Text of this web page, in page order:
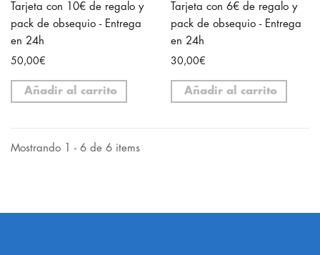
Tarjeta con 10€ de regalo y
pack de obsequio - Entrega
en 24h
50,00€
Añadir al carrito
Tarjeta con 6€ de regalo y
pack de obsequio - Entrega
en 24h
30,00€
Añadir al carrito
Mostrando 1 - 6 de 6 items